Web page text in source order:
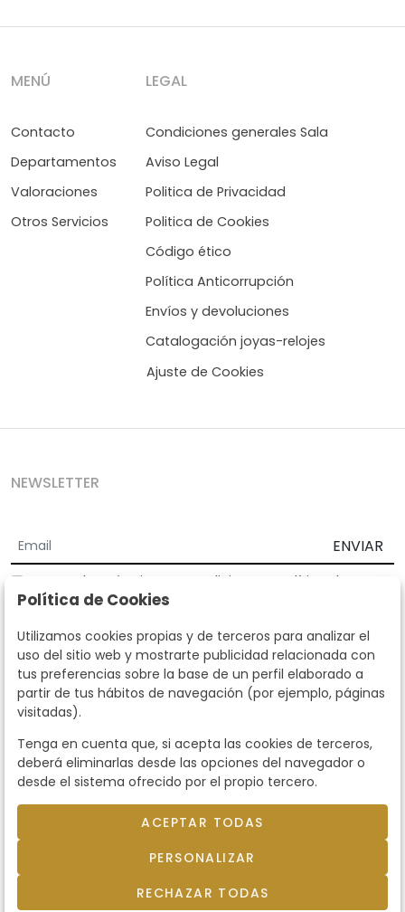
MENÚ
Contacto
Departamentos
Valoraciones
Otros Servicios
LEGAL
Condiciones generales Sala
Aviso Legal
Politica de Privacidad
Politica de Cookies
Código ético
Política Anticorrupción
Envíos y devoluciones
Catalogación joyas-relojes
Ajuste de Cookies
NEWSLETTER
ENVIAR
Acepto los Términos y Condiciones
Política de
privacidad
Según la LOPD y disposiciones de desarrollo, informamos que sus
datos personales serán tratados por parte de Subastas Segre con la
finalidad de gestionar la relación comercial. Puede ejercitar los
derechos de acceso, rectificación, cancelación, oposición y demás
derechos en los términos establecidos en la normativa vigente
dirigiéndote a nosotros. Asimismo, nos puede solicitar el envío de
llamando al teléfono 915159584 o enviando un e-mail a
info@subastassegre.es
Este sitio está protegido por reCAPTCHA y se aplican la
Términos de servicio de Google.
© 2026
Desarrollado por Labelgrup Networks.
Política de Cookies
Utilizamos cookies propias y de terceros para analizar el
uso del sitio web y mostrarte publicidad relacionada con
tus preferencias sobre la base de un perfil elaborado a
partir de tus hábitos de navegación (por ejemplo, páginas
visitadas).
Tenga en cuenta que, si acepta las cookies de terceros,
deberá eliminarlas desde las opciones del navegador o
desde el sistema ofrecido por el propio tercero.
ACEPTAR TODAS
PERSONALIZAR
RECHAZAR TODAS